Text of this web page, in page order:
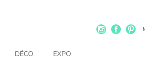
DÉCO EXPO